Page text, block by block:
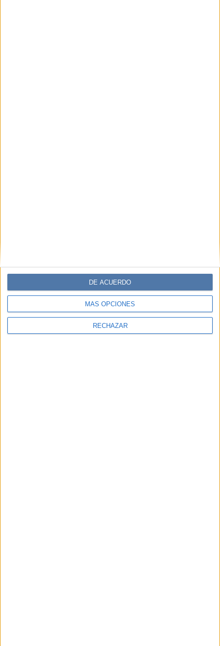
MÁS OPCIONES
RECHAZAR
DE ACUERDO